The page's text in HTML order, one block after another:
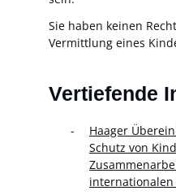
Sie haben keinen
Vermittlung eines
Vertiefende
Haager
Schutz von